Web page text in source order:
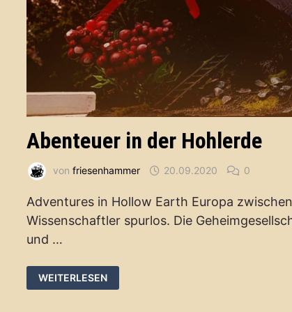
Abenteuer in der Hohlerde
vonfriesenhammer 20.09.2020 0
Adventures in Hollow Earth Europa
Wissenschaftler spurlos. Die
und …
ABENTEUER
IN
DER
WEITERLESEN